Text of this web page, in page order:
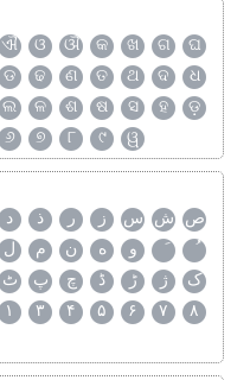
ଐ ଓ ଔ କ ଖ ଗ
ଘ
ଡ ଢ ଣ ତ ଥ ଦ
ଧ
ଲ ଳ ଶ ଷ ସ ହ
ଡ଼
୬ ୭ ୮ ୯ ୱ
د ذ ر ز س ش ص
ل م ن ه
و
ٹ پ چ ڈ ڑ ژ
ک
۱ ۳ ۴ ۵ ۶ ۷
۸